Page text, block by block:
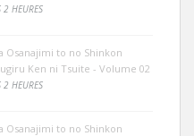
2 HEURES
Osanajimi to no Shinkon
Ken ni Tsuite - Volume 02
2 HEURES
Osanajimi to no Shinkon